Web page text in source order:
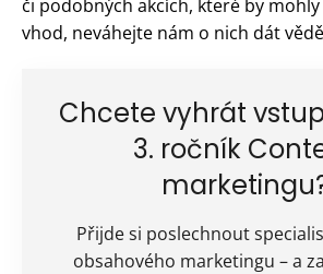
či podobných akcích, které by
vhod, neváhejte nám o nich dát
Chcete vyhrát
3. ročník
Přijde si poslechnout
obsahového marketingu – a